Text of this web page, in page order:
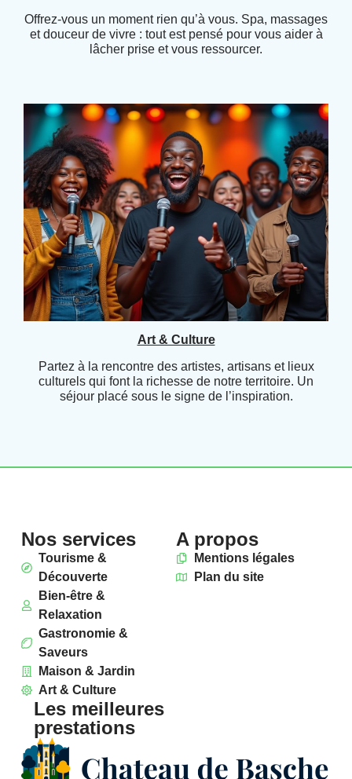
Offrez-vous un moment rien qu’à vous. Spa, massages
et douceur de vivre : tout est pensé pour vous aider à
lâcher prise et vous ressourcer.
Art & Culture
Partez à la rencontre des artistes, artisans et lieux
culturels qui font la richesse de notre territoire. Un
séjour placé sous le signe de l’inspiration.
Nos services
Tourisme &
Découverte
Bien-être &
Relaxation
Gastronomie &
Saveurs
Maison & Jardin
Art & Culture
A propos
Mentions légales
Plan du site
Les meilleures
prestations